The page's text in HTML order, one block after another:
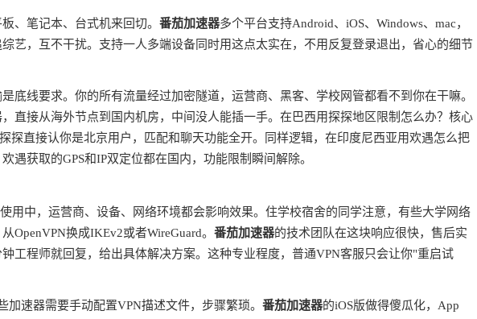
、笔记本、台式机来回切。 番茄加速器多个平台支持Android、iOS、Windows、mac，
艺，互不干扰。支持一人多端设备同时用这点太实在，不用反复登录退出，省心的细节
底线要求。你的所有流量经过加密隧道，运营商、黑客、学校网管都看不到你在干嘛。
直接从海外节点到国内机房，中间没人能插一手。在巴西用探探地区限制怎么办？核心
探直接认你是北京用户，匹配和聊天功能全开。同样逻辑，在印度尼西亚用欢遇怎么把
遇获取的GPS和IP双定位都在国内，功能限制瞬间解除。
用中，运营商、设备、网络环境都会影响效果。住学校宿舍的同学注意，有些大学网络
OpenVPN换成IKEv2或者WireGuard。 番茄加速器的技术团队在这块响应很快，售后实
工程师就回复，给出具体解决方案。这种专业程度，普通VPN客服只会让你"重启试
速器需要手动配置VPN描述文件，步骤繁琐。 番茄加速器的iOS版做得傻瓜化，App